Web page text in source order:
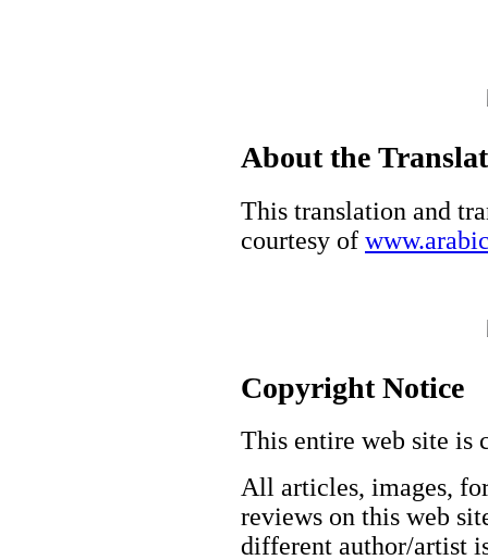
About the
This translation and
courtesy of
Copyright Notice
This entire web site is
All articles, images,
reviews on this web
different author/artist